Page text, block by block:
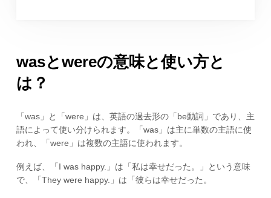
wasとwereの意味と使い方と
は？
「was」と「were」は、英語の過去形の「be動詞」であり、主
語によって使い分けられます。「was」は主に単数の主語に使
われ、「were」は複数の主語に使われます。
例えば、「I was happy.」は「私は幸せだった。」という意味
で、「They were happy.」は「彼らは幸せだった。